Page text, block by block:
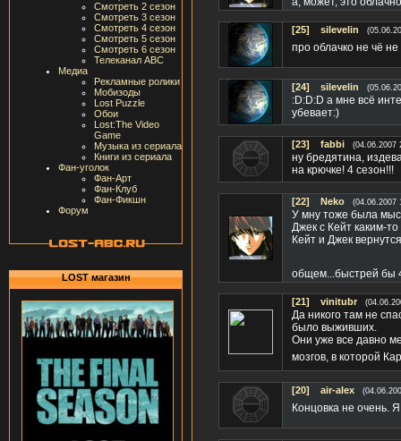
Смотреть 2 сезон
Смотреть 3 сезон
Смотреть 4 сезон
Смотреть 5 сезон
Смотреть 6 сезон
Телеканал ABC
Медиа
Рекламные ролики
Мобизоды
Lost Puzzle
Обои
Lost:The Video
Game
Музыка из сериала
Книги из сериала
Фан-уголок
Фан-Арт
Фан-Клуб
Фан-Фикшн
Форум
LOST магазин
[25] silevelin
про облачко не чё
[24] silevelin
:D:D:D а мне всё
убевает:)
[23] fabbi (04.06.2007
ну бредятина,
на крючке! 4 сезон!!!
[22] Neko (04.06.2007
У мну тоже была
Джек с Кейт каким-
Кейт и Джек
общем...быстрей бы
[21] vinitubr
Да никого там не
было выживших.
Они уже все давно
мозгов, в которой
[20] air-alex
Концовка не очень.